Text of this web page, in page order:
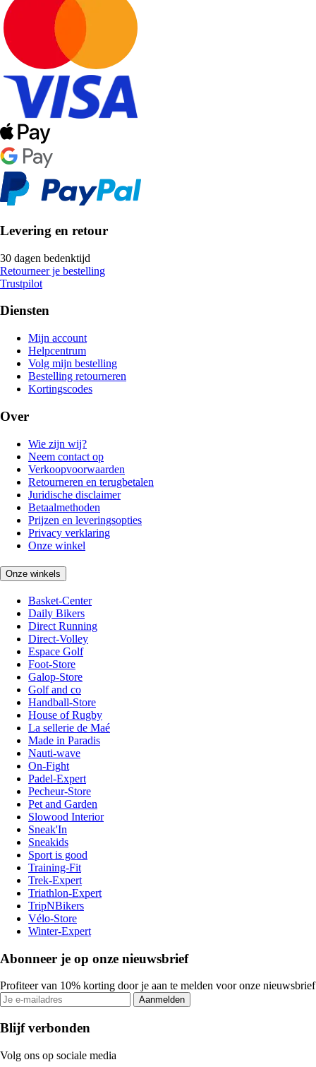
Levering en retour
30 dagen bedenktijd
Retourneer je bestelling
Trustpilot
Diensten
Mijn account
Helpcentrum
Volg mijn bestelling
Bestelling retourneren
Kortingscodes
Over
Wie zijn wij?
Neem contact op
Verkoopvoorwaarden
Retourneren en terugbetalen
Juridische disclaimer
Betaalmethoden
Prijzen en leveringsopties
Privacy verklaring
Onze winkel
Onze winkels
Basket-Center
Daily Bikers
Direct Running
Direct-Volley
Espace Golf
Foot-Store
Galop-Store
Golf and co
Handball-Store
House of Rugby
La sellerie de Maé
Made in Paradis
Nauti-wave
On-Fight
Padel-Expert
Pecheur-Store
Pet and Garden
Slowood Interior
Sneak'In
Sneakids
Sport is good
Training-Fit
Trek-Expert
Triathlon-Expert
TripNBikers
Vélo-Store
Winter-Expert
Abonneer je op onze nieuwsbrief
Profiteer van 10% korting door je aan te melden voor onze nieuwsbrief
Aanmelden
Blijf verbonden
Volg ons op sociale media